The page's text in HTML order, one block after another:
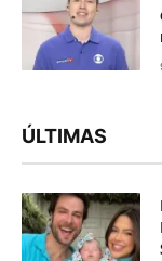
ÚLTIMAS